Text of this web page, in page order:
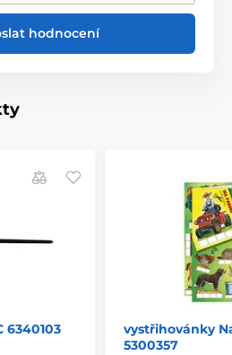
hodnocení
6340103
vystřihovánky
5300357